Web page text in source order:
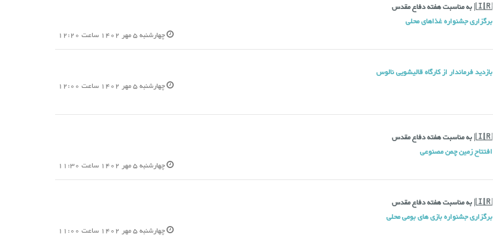
🇮🇷| به مناسبت هفته دفاع مقدس
برگزاری جشنواره غذاهای محلی
چهارشنبه 5 مهر 1402 ساعت 12:20
بازدید فرماندار از کارگاه قالیشویی نالوس
چهارشنبه 5 مهر 1402 ساعت 12:00
🇮🇷| به مناسبت هفته دفاع مقدس
افتتاح زمین چمن مصنوعی
چهارشنبه 5 مهر 1402 ساعت 11:30
🇮🇷| به مناسبت هفته دفاع مقدس
برگزاری جشنواره بازی های بومی محلی
چهارشنبه 5 مهر 1402 ساعت 11:00